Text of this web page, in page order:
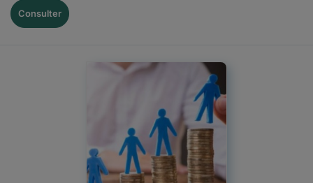
Consulter